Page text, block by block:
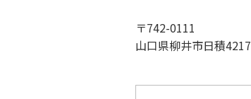
〒742-0111
山口県柳井市日積4217